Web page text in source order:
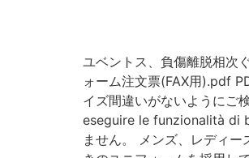
ユベントス、負傷離脱相次
ォーム注文票(FAX用).pdf
イズ間違いがないように
eseguire le funzionalità di
ません。 メンズ、レディ